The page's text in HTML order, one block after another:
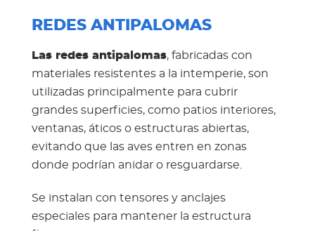
REDES ANTIPALOMAS
Las redes antipalomas, fabricadas con
materiales resistentes a la intemperie, son
utilizadas principalmente para cubrir
grandes superficies, como patios interiores,
ventanas, áticos o estructuras abiertas,
evitando que las aves entren en zonas
donde podrían anidar o resguardarse.
Se instalan con tensores y anclajes
especiales para mantener la estructura